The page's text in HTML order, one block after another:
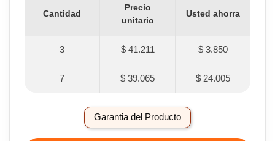
Cantidad
Precio
unitario
Usted ahorra
3 $ 41.211 $ 3.850
7 $ 39.065 $ 24.005
Garantia del Producto